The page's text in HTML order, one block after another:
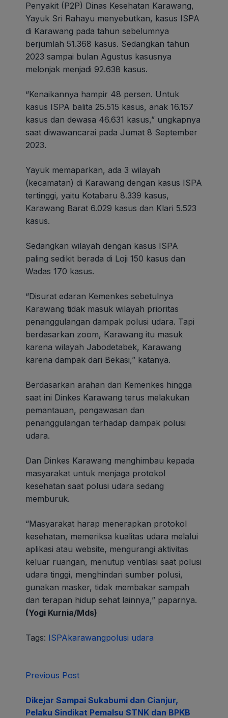
Penyakit (P2P) Dinas Kesehatan Karawang,
Yayuk Sri Rahayu menyebutkan, kasus ISPA
di Karawang pada tahun sebelumnya
berjumlah 51.368 kasus. Sedangkan tahun
2023 sampai bulan Agustus kasusnya
melonjak menjadi 92.638 kasus.
“Kenaikannya hampir 48 persen. Untuk
kasus ISPA balita 25.515 kasus, anak 16.157
kasus dan dewasa 46.631 kasus,” ungkapnya
saat diwawancarai pada Jumat 8 September
2023.
Yayuk memaparkan, ada 3 wilayah
(kecamatan) di Karawang dengan kasus ISPA
tertinggi, yaitu Kotabaru 8.339 kasus,
Karawang Barat 6.029 kasus dan Klari 5.523
kasus.
Sedangkan wilayah dengan kasus ISPA
paling sedikit berada di Loji 150 kasus dan
Wadas 170 kasus.
“Disurat edaran Kemenkes sebetulnya
Karawang tidak masuk wilayah prioritas
penanggulangan dampak polusi udara. Tapi
berdasarkan zoom, Karawang itu masuk
karena wilayah Jabodetabek, Karawang
karena dampak dari Bekasi,” katanya.
Berdasarkan arahan dari Kemenkes hingga
saat ini Dinkes Karawang terus melakukan
pemantauan, pengawasan dan
penanggulangan terhadap dampak polusi
udara.
Dan Dinkes Karawang menghimbau kepada
masyarakat untuk menjaga protokol
kesehatan saat polusi udara sedang
memburuk.
“Masyarakat harap menerapkan protokol
kesehatan, memeriksa kualitas udara melalui
aplikasi atau website, mengurangi aktivitas
keluar ruangan, menutup ventilasi saat polusi
udara tinggi, menghindari sumber polusi,
gunakan masker, tidak membakar sampah
dan terapan hidup sehat lainnya,” paparnya.
(Yogi Kurnia/Mds)
Tags: ISPAkarawangpolusi udara
Previous Post
Dikejar Sampai Sukabumi dan Cianjur,
Pelaku Sindikat Pemalsu STNK dan BPKB